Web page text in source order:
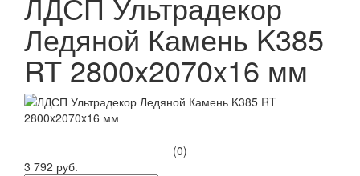
Ледяной Камень K385
RT 2800x2070x16 мм
(0)
3 792 руб.